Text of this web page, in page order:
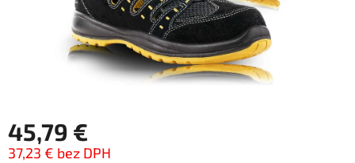
45,79 €
37,23 € bez DPH